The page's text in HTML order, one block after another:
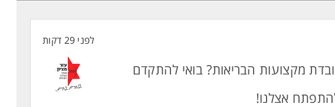
לפני 29 דקות
מקצועות הבריאות? בואי להתקדם
אצלנו!